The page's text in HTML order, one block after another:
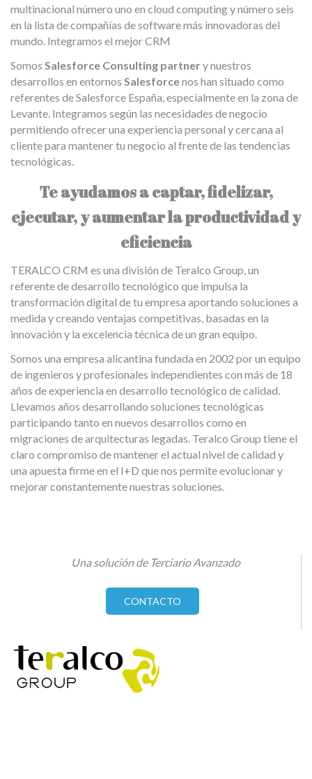
multinacional número uno en cloud computing y número seis
en la lista de compañías de software más innovadoras del
mundo. Integramos el mejor CRM
Somos Salesforce Consulting partner y nuestros
desarrollos en entornos Salesforcenos han situado como
referentes de Salesforce España, especialmente en la zona de
Levante. Integramos según las necesidades de negocio
permitiendo ofrecer una experiencia personal y cercana al
cliente para mantener tu negocio al frente de las tendencias
tecnológicas.
Te ayudamos a captar, fidelizar,
ejecutar, y aumentar la productividad y
eficiencia
TERALCO CRM es una división de Teralco Group, un
referente de desarrollo tecnológico que impulsa la
transformación digital de tu empresa aportando soluciones a
medida y creando ventajas competitivas, basadas en la
innovación y la excelencia técnica de un gran equipo.
Somos una empresa alicantina fundada en 2002 por un equipo
de ingenieros y profesionales independientes con más de 18
años de experiencia en desarrollo tecnológico de calidad.
Llevamos años desarrollando soluciones tecnológicas
participando tanto en nuevos desarrollos como en
migraciones de arquitecturas legadas. Teralco Group tiene el
claro compromiso de mantener el actual nivel de calidad y
una apuesta firme en el I+D que nos permite evolucionar y
mejorar constantemente nuestras soluciones.
Una solución de Terciario Avanzado
CONTACTO